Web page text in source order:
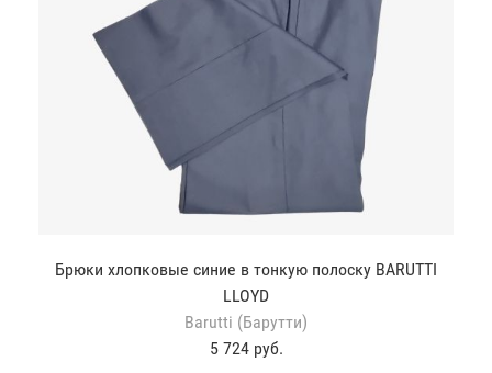
Брюки хлопковые синие в тонкую полоску BARUTTI
LLOYD
Barutti (Барутти)
5 724 руб.